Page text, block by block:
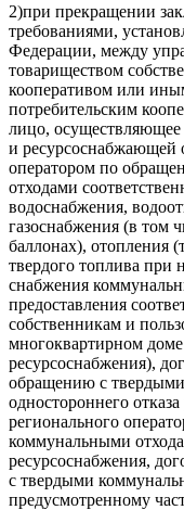
2)при прекращении
требованиями,
Федерации, между
товариществом
кооперативом или
потребительским
лицо,
и ресурсоснабжающей
оператором по
отходами
водоснабжения,
газоснабжения (в том
баллонах), отопления
твердого топлива при
снабжения
предоставления
собственникам и
многоквартирном
ресурсоснабжения),
обращению с
одностороннего
регионального
коммунальными
ресурсоснабжения,
с твердыми
предусмотренному